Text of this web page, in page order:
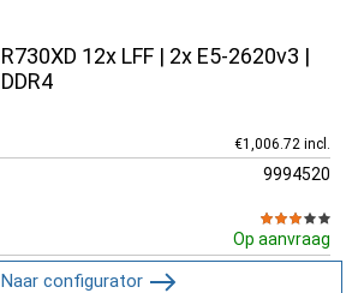
12x LFF | 2x E5-2620v3 |
€1,006.72 incl.
9994520
Op aanvraag
Naar configurator